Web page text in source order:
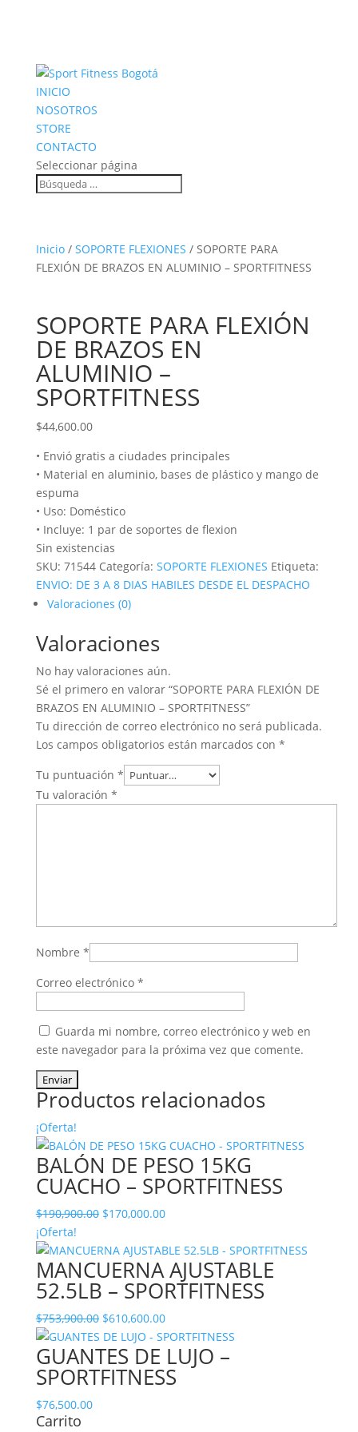
INICIO
NOSOTROS
STORE
CONTACTO
Seleccionar página
Inicio/ SOPORTE FLEXIONES / SOPORTE PARA
FLEXIÓN DE BRAZOS EN ALUMINIO – SPORTFITNESS
SOPORTE PARA FLEXIÓN
DE BRAZOS EN
ALUMINIO –
SPORTFITNESS
$44,600.00
• Envió gratis a ciudades principales
• Material en aluminio, bases de plástico y mango de
espuma
• Uso: Doméstico
• Incluye: 1 par de soportes de flexion
Sin existencias
SKU: 71544 Categoría: SOPORTE FLEXIONES Etiqueta:
ENVIO: DE 3 A 8 DIAS HABILES DESDE EL DESPACHO
Valoraciones (0)
Valoraciones
No hay valoraciones aún.
Sé el primero en valorar “SOPORTE PARA FLEXIÓN DE
BRAZOS EN ALUMINIO – SPORTFITNESS”
Tu dirección de correo electrónico no será publicada.
Los campos obligatorios están marcados con *
Tu puntuación *
Tu valoración *
Nombre *
Correo electrónico *
Guarda mi nombre, correo electrónico y web en
este navegador para la próxima vez que comente.
Productos relacionados
¡Oferta!
BALÓN DE PESO 15KG
CUACHO – SPORTFITNESS
$190,900.00 El
original
era:
$190,900.00.
$170,000.00El
actual
es:
$170,000.00.
¡Oferta!
MANCUERNA AJUSTABLE
52.5LB – SPORTFITNESS
$753,900.00 El
precio
original
era:
$610,600.00El
precio
actual
es:
GUANTES DE LUJO –
SPORTFITNESS
$76,500.00
Carrito